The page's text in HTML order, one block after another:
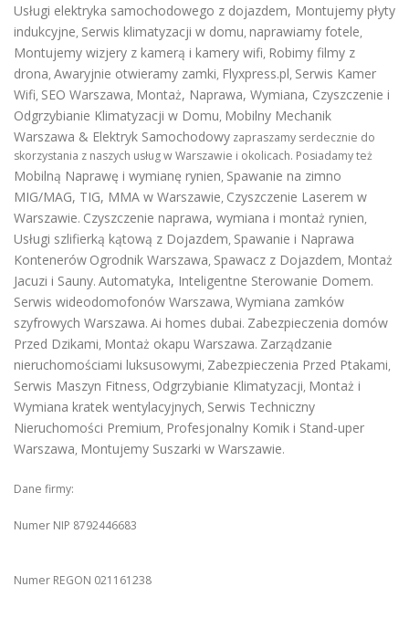
Usługi elektryka samochodowego z dojazdem, Montujemy płyty
indukcyjne, Serwis klimatyzacji w domu, naprawiamy fotele,
Montujemy wizjery z kamerą i kamery wifi, Robimy filmy z
drona, Awaryjnie otwieramy zamki, Flyxpress.pl, Serwis Kamer
Wifi, SEO Warszawa, Montaż, Naprawa, Wymiana, Czyszczenie i
Odgrzybianie Klimatyzacji w Domu, Mobilny Mechanik
Warszawa & Elektryk Samochodowy zapraszamy serdecznie do
skorzystania z naszych usług w Warszawie i okolicach. Posiadamy też
Mobilną Naprawę i wymianę rynien, Spawanie na zimno
MIG/MAG, TIG, MMA w Warszawie, Czyszczenie Laserem w
Warszawie. Czyszczenie naprawa, wymiana i montaż rynien,
Usługi szlifierką kątową z Dojazdem, Spawanie i Naprawa
Kontenerów Ogrodnik Warszawa, Spawacz z Dojazdem, Montaż
Jacuzi i Sauny. Automatyka, Inteligentne Sterowanie Domem.
Serwis wideodomofonów Warszawa, Wymiana zamków
szyfrowych Warszawa. Ai homes dubai. Zabezpieczenia domów
Przed Dzikami, Montaż okapu Warszawa. Zarządzanie
nieruchomościami luksusowymi, Zabezpieczenia Przed Ptakami,
Serwis Maszyn Fitness, Odgrzybianie Klimatyzacji, Montaż i
Wymiana kratek wentylacyjnych, Serwis Techniczny
Nieruchomości Premium, Profesjonalny Komik i Stand-uper
Warszawa, Montujemy Suszarki w Warszawie.
Dane firmy:
Numer NIP 8792446683
Numer REGON 021161238